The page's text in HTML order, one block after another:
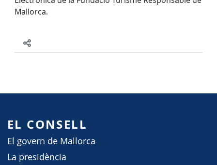
Mallorca.
EL CONSELL
El govern de Mallorca
La presidència